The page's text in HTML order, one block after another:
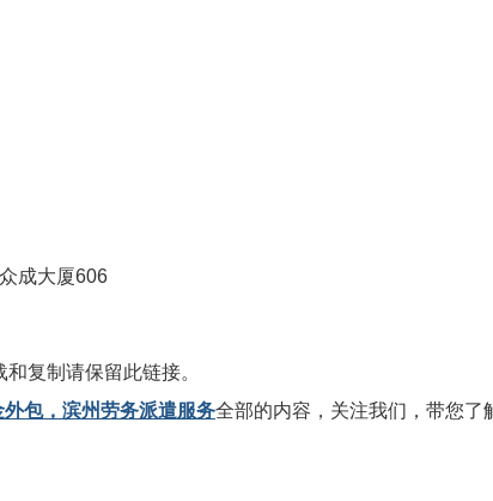
成大厦606
和复制请保留此链接。
包，滨州劳务派遣服务全部的内容，关注我们，带您了